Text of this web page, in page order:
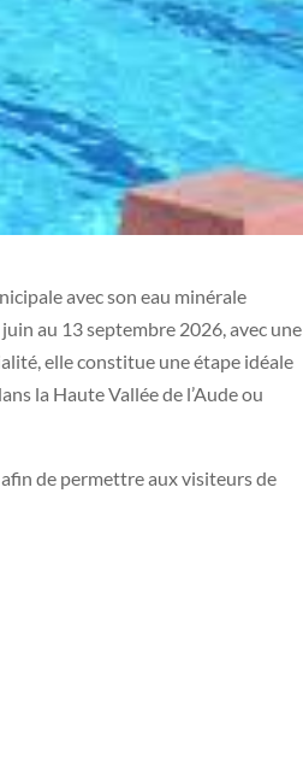
avec son eau minérale
au 13 septembre 2026, avec une
elle constitue une étape idéale
la Haute Vallée de l’Aude ou
de permettre aux visiteurs de